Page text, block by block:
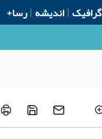
گرافیک اندیشه رسا+